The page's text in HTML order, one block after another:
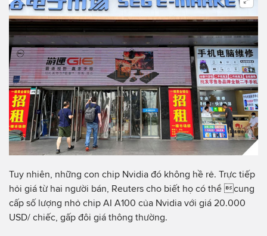
Tuy nhiên, những con chip Nvidia đó không hề rẻ. Trực tiếp
hỏi giá từ hai người bán, Reuters cho biết họ có thể cung
cấp số lượng nhỏ chip AI A100 của Nvidia với giá 20.000
USD/ chiếc, gấp đôi giá thông thường.